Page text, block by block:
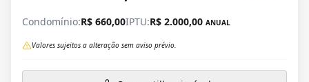
Condomínio:R$ 660,00IPTU:R$ 2.000,00 ANUAL
Valores sujeitos a alteração sem aviso prévio.